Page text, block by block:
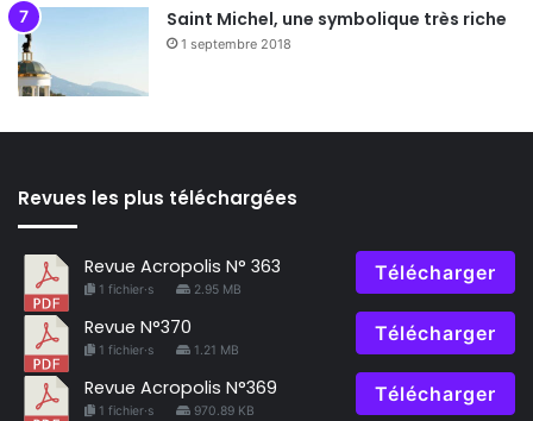
Saint Michel, une symbolique très riche
1 septembre 2018
Revues les plus téléchargées
Revue Acropolis N° 363
1 fichier·s 2.95 MB
Télécharger
Revue N°370
1 fichier·s 1.21 MB
Télécharger
Revue Acropolis N°369
1 fichier·s 970.89 KB
Télécharger